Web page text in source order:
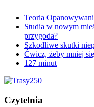
Teoria
Studia w nowym
przygoda?
Szkodliwe skutki
Ćwicz, żeby mniej
127 minut
Czytelnia